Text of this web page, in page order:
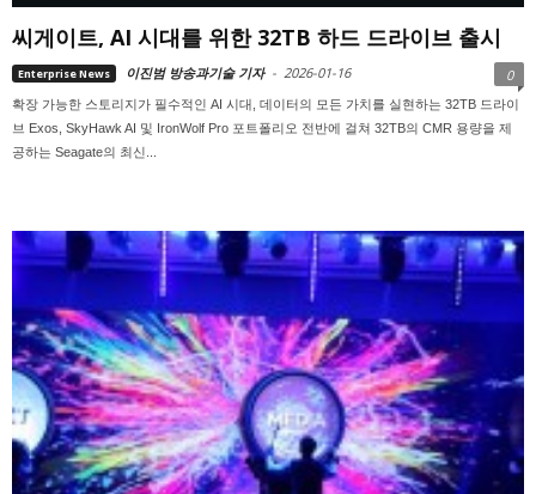
씨게이트, AI 시대를 위한 32TB 하드 드라이브 출시
Enterprise News 이진범 방송과기술 기자 - 2026-01-16 0
확장 가능한 스토리지가 필수적인 AI 시대, 데이터의 모든 가치를 실현하는 32TB 드라이
브 Exos, SkyHawk AI 및 IronWolf Pro 포트폴리오 전반에 걸쳐 32TB의 CMR 용량을 제
공하는 Seagate의 최신...